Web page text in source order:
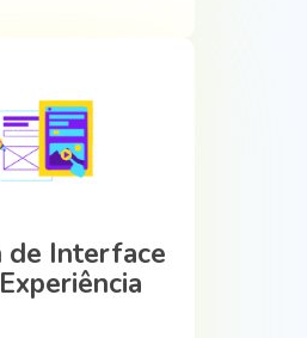
de Interface